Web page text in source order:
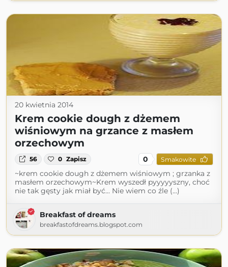
20 kwietnia 2014
Krem cookie dough z dżemem
wiśniowym na grzance z masłem
orzechowym
56 0 Zapisz 0 Smakowite
~krem cookie dough z dżemem wiśniowym ; grzanka z
masłem orzechowym~Krem wyszedł pyyyyyszny, choć
nie tak gęsty jak miał być... Nie wiem co źle (...)
Breakfast of dreams
breakfastofdreams.blogspot.com